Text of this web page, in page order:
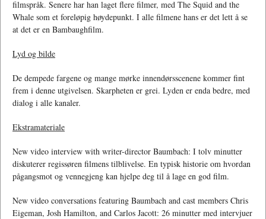
filmspråk. Senere har han laget flere filmer, med The Squid and the
Whale som et foreløpig høydepunkt. I alle filmene hans er det lett å se
at det er en Bambaughfilm.
Lyd og bilde
De dempede fargene og mange mørke innendørsscenene kommer fint
frem i denne utgivelsen. Skarpheten er grei. Lyden er enda bedre, med
dialog i alle kanaler.
Ekstramateriale
New video interview with writer-director Baumbach: I tolv minutter
diskuterer regissøren filmens tilblivelse. En typisk historie om hvordan
pågangsmot og vennegjeng kan hjelpe deg til å lage en god film.
New video conversations featuring Baumbach and cast members Chris
Eigeman, Josh Hamilton, and Carlos Jacott: 26 minutter med intervjuer